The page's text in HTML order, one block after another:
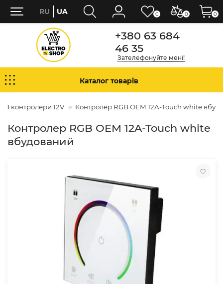
+380 63 684
46 35
Зателефонуйте мені!
Каталог товарів
контролери 12V Контролер RGB OEM 12A-Touch white
Контролер RGB OEM 12A-Touch white
вбудований
0 0
RU UA 0